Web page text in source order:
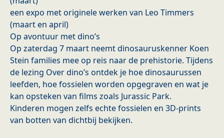
een expo met originele werken van Leo Timmers
(maart en april)
Op avontuur met dino’s
Op zaterdag 7 maart neemt dinosauruskenner Koen
Stein families mee op reis naar de prehistorie. Tijdens
de lezing Over dino’s ontdek je hoe dinosaurussen
leefden, hoe fossielen worden opgegraven en wat je
kan opsteken van films zoals Jurassic Park.
Kinderen mogen zelfs echte fossielen en 3D-prints
van botten van dichtbij bekijken.